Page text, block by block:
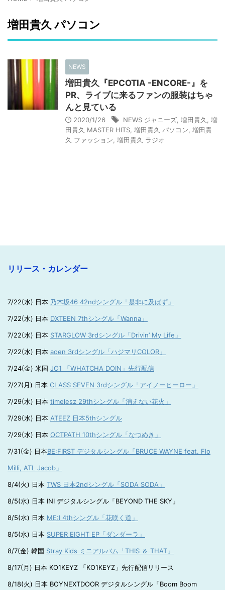
増田貴久 パソコン
NEWS
増田貴久『EPCOTIA -ENCORE-』を
PR、ライブに来るファンの服装はちゃ
んと見ている
2020/1/26 NEWS ジャニーズ 増田貴久
増
田貴久 MASTER HITS 増田貴久 パソコン 増田貴
久 ファッション 増田貴久 ラジオ
リリース・カレンダー
7/22(水) 日本 乃木坂46 42ndシングル「是非に及ばず」
7/22(水) 日本 DXTEEN 7thシングル「Wanna」
7/22(水) 日本 STARGLOW 3rdシングル「Drivin’ My Life」
7/22(水) 日本 aoen 3rdシングル「ハジマリCOLOR」
7/24(金) 米国 JO1 「WHATCHA DOIN」先行配信
7/27(月) 日本 CLASS SEVEN 3rdシングル「アイノーヒーロー」
7/29(水) 日本 timelesz 29thシングル「消えない花火」
7/29(水) 日本 ATEEZ 日本5thシングル
7/29(水) 日本 OCTPATH 10thシングル「なつめき」
7/31(金) 日本BE:FIRST デジタルシングル「BRUCE WAYNE feat. Flo
Milli, ATL Jacob」
8/4(火) 日本 TWS 日本2ndシングル「SODA SODA」
8/5(水) 日本 INI デジタルシングル「BEYOND THE SKY」
8/5(水) 日本 ME:I 4thシングル「花咲く道」
8/5(水) 日本 SUPER EIGHT EP「ダンダーラ」
8/7(金) 韓国 Stray Kids ミニアルバム「THIS ＆ THAT」
8/17(月) 日本 KO1KEYZ 「KO1KEYZ」先行配信リリース
8/18(火) 日本 BOYNEXTDOOR デジタルシングル「Boom Boom